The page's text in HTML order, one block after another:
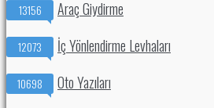
13156 Araç Giydirme
12073 İç Yönlendirme Levhaları
10698 Oto Yazıları